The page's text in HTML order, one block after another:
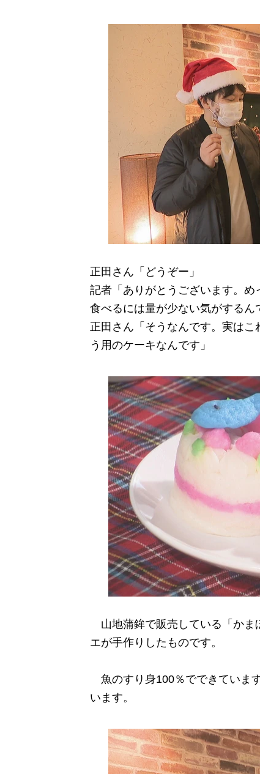
正田さん「どうぞー」
記者「ありがとうございます。
食べるには量が少ない気がするん
正田さん「そうなんです。実は
う用のケーキなんです」
山地蒲鉾で販売している「かま
エが手作りしたものです。
魚のすり身100％でできていま
います。